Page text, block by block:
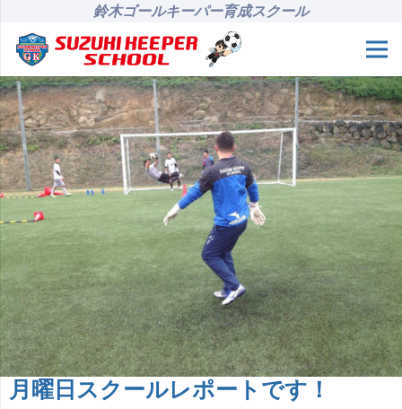
鈴木ゴールキーパー育成スクール
月曜日スクールレポートです！